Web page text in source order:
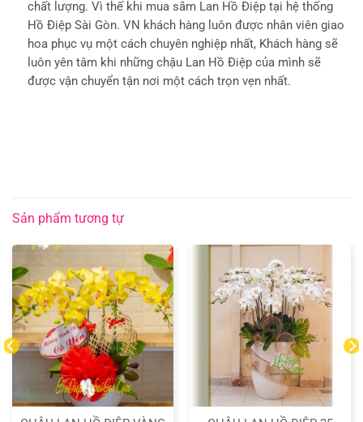
chất lượng. Vì thế khi mua sắm Lan Hồ Điệp tại hệ thống
Hồ Điệp Sài Gòn. VN khách hàng luôn được nhân viên giao
hoa phục vụ một cách chuyên nghiệp nhất, Khách hàng sẽ
luôn yên tâm khi những chậu Lan Hồ Điệp của mình sẽ
được vận chuyển tận nơi một cách trọn vẹn nhất.
Sản phẩm tương tự